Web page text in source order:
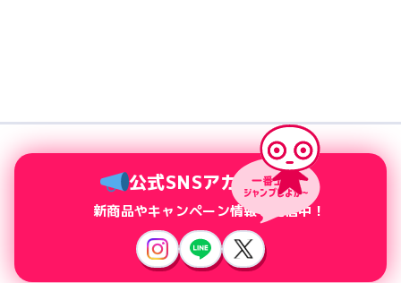
公式SNSアカウント
新商品やキャンペーン情報を配信中！